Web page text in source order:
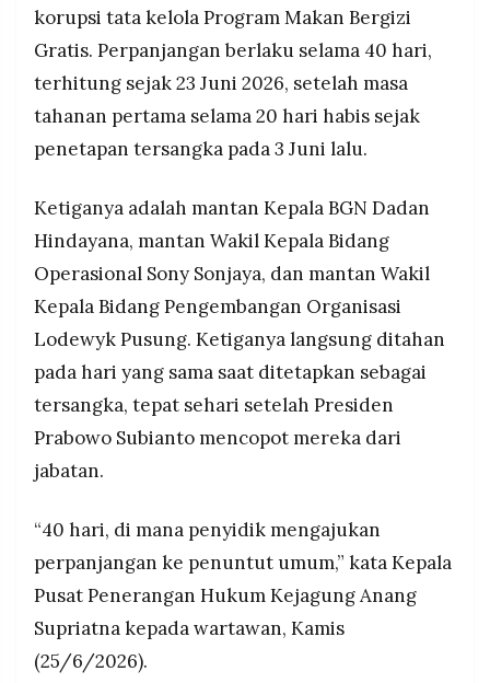
PT.
MEDIA
PRAMUDITA
©
Resolusi.co
-
PT.
RESOLUSI
MEDIA
PRAMUDITA
penunjukan mitra SPPG tidak memenuhi syarat,
jual beli titik SPPG, dan dugaan
penggelembungan harga pengadaan barang
senilai lebih dari Rp1 triliun termasuk motor listrik,
tablet, sepatu, dan televisi.
Total enam tersangka telah ditetapkan, termasuk
pihak swasta dan komisaris perusahaan
mengajukan permohonan justice collaborator
yang berpotensi membuka keterlibatan pihak
korupsi tata kelola Program Makan Bergizi
Gratis. Perpanjangan berlaku selama 40 hari,
terhitung sejak 23 Juni 2026, setelah masa
tahanan pertama selama 20 hari habis sejak
penetapan tersangka pada 3 Juni lalu.
Ketiganya adalah mantan Kepala BGN Dadan
Hindayana, mantan Wakil Kepala Bidang
Operasional Sony Sonjaya, dan mantan Wakil
Kepala Bidang Pengembangan Organisasi
Lodewyk Pusung. Ketiganya langsung ditahan
pada hari yang sama saat ditetapkan sebagai
tersangka, tepat sehari setelah Presiden
Prabowo Subianto mencopot mereka dari
jabatan.
“40 hari, di mana penyidik mengajukan
perpanjangan ke penuntut umum,” kata Kepala
Pusat Penerangan Hukum Kejagung Anang
Supriatna kepada wartawan, Kamis
(25/6/2026).